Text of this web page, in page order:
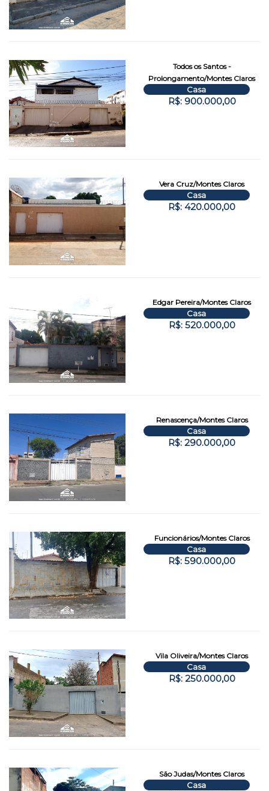
Todos os Santos -
Prolongamento/Montes Claros
Casa
R$: 900.000,00
Vera Cruz/Montes Claros
Casa
R$: 420.000,00
Edgar Pereira/Montes Claros
Casa
R$: 520.000,00
Renascença/Montes Claros
Casa
R$: 290.000,00
Funcionários/Montes Claros
Casa
R$: 590.000,00
Vila Oliveira/Montes Claros
Casa
R$: 250.000,00
São Judas/Montes Claros
Casa